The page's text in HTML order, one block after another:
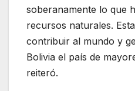
soberanamente lo que
recursos naturales.
contribuir al mundo y
Bolivia el país de
reiteró.